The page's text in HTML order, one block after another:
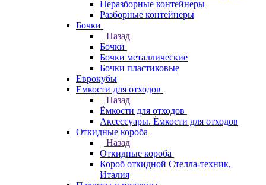
Неразборные контейнеры
Разборные контейнеры
Бочки
Назад
Бочки
Бочки металлические
Бочки пластиковые
Еврокубы
Ёмкости для отходов
Назад
Ёмкости для отходов
Аксессуары. Ёмкости для отходов
Откидные короба
Назад
Откидные короба
Короб откидной Стелла-техник,
Италия